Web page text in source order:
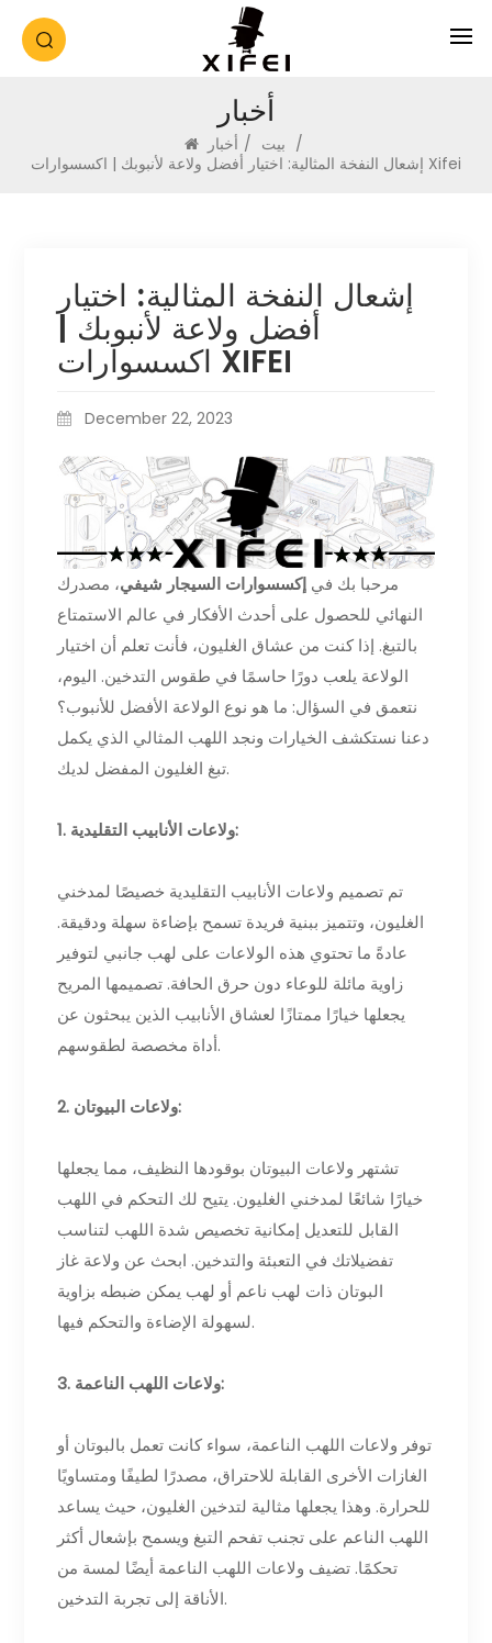
أخبار
بيت / أخبار
/
إشعال النفخة المثالية: اختيار أفضل ولاعة لأنبوبك | اكسسوارات Xifei
إشعال النفخة المثالية: اختيار
أفضل ولاعة لأنبوبك |
اكسسوارات XIFEI
December 22, 2023
مرحبا بك في إكسسوارات السيجار شيفي، مصدرك
النهائي للحصول على أحدث الأفكار في عالم الاستمتاع
بالتبغ. إذا كنت من عشاق الغليون، فأنت تعلم أن اختيار
الولاعة يلعب دورًا حاسمًا في طقوس التدخين. اليوم،
نتعمق في السؤال: ما هو نوع الولاعة الأفضل للأنبوب؟
دعنا نستكشف الخيارات ونجد اللهب المثالي الذي يكمل
تبغ الغليون المفضل لديك.
1. ولاعات الأنابيب التقليدية:
تم تصميم ولاعات الأنابيب التقليدية خصيصًا لمدخني
الغليون، وتتميز ببنية فريدة تسمح بإضاءة سهلة ودقيقة.
عادةً ما تحتوي هذه الولاعات على لهب جانبي لتوفير
زاوية مائلة للوعاء دون حرق الحافة. تصميمها المريح
يجعلها خيارًا ممتازًا لعشاق الأنابيب الذين يبحثون عن
أداة مخصصة لطقوسهم.
2. ولاعات البيوتان:
تشتهر ولاعات البيوتان بوقودها النظيف، مما يجعلها
خيارًا شائعًا لمدخني الغليون. يتيح لك التحكم في اللهب
القابل للتعديل إمكانية تخصيص شدة اللهب لتناسب
تفضيلاتك في التعبئة والتدخين. ابحث عن ولاعة غاز
البوتان ذات لهب ناعم أو لهب يمكن ضبطه بزاوية
لسهولة الإضاءة والتحكم فيها.
3. ولاعات اللهب الناعمة:
توفر ولاعات اللهب الناعمة، سواء كانت تعمل بالبوتان أو
الغازات الأخرى القابلة للاحتراق، مصدرًا لطيفًا ومتساويًا
للحرارة. وهذا يجعلها مثالية لتدخين الغليون، حيث يساعد
اللهب الناعم على تجنب تفحم التبغ ويسمح بإشعال أكثر
تحكمًا. تضيف ولاعات اللهب الناعمة أيضًا لمسة من
الأناقة إلى تجربة التدخين.